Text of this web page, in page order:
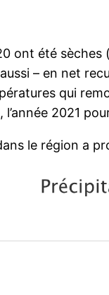
ont été sèches
– en net
qui
2021
le région a